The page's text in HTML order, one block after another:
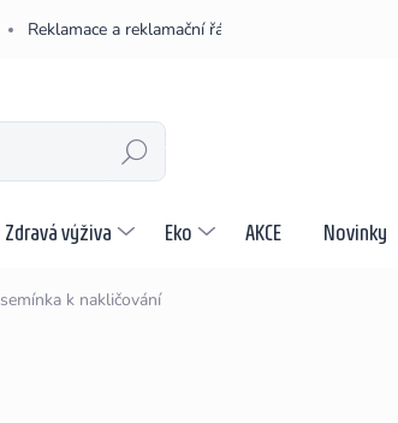
Reklamace a reklamační řád
HLEDAT
Zdravá výživa Eko AKCE Novinky
semínka k nakličování